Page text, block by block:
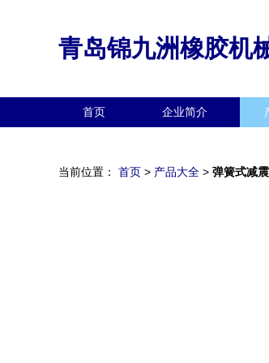
青岛锦九洲橡胶机
首页 企业简介
当前位置： 首页 > 产品大全 > 弹簧式减